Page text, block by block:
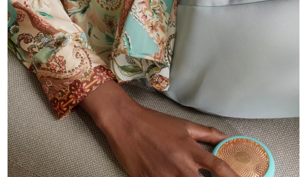
面部清洁
LUNA™ 4 套装
Anti-aging massage
LUNA™ 4 Plus
Massage, LED heating
紧致提拉
BEAR™ 2 套装
Microcurrent toning
BEAR™ 2 go
Microcurrent toning on-the-go
补水保湿
UFO™ 3 套装
Deep facial hydration
口腔护理
issa™ 4
Hybrid silicone sonic toothbrush
FAQ™ 抗老护理
巴林 预计送达日期8/10/26
比利时
百慕大 预计送达日期
波斯尼亚和黑塞哥维那
文莱 预计送达日期8/14/26
保加利亚 预计送达日期8/9/26